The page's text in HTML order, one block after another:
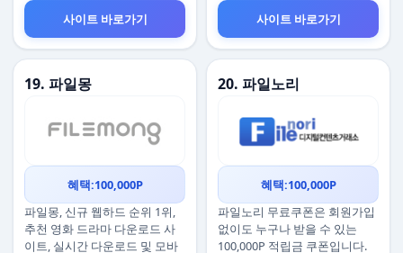
사이트 바로가기
사이트 바로가기
19. 파일몽
혜택:100,000P
파일몽, 신규 웹하드 순위 1위,
추천 영화 드라마 다운로드 사
이트, 실시간 다운로드 및 모바
20. 파일노리
혜택:100,000P
파일노리 무료쿠폰은 회원가입
없이도 누구나 받을 수 있는
100,000P 적립금 쿠폰입니다.